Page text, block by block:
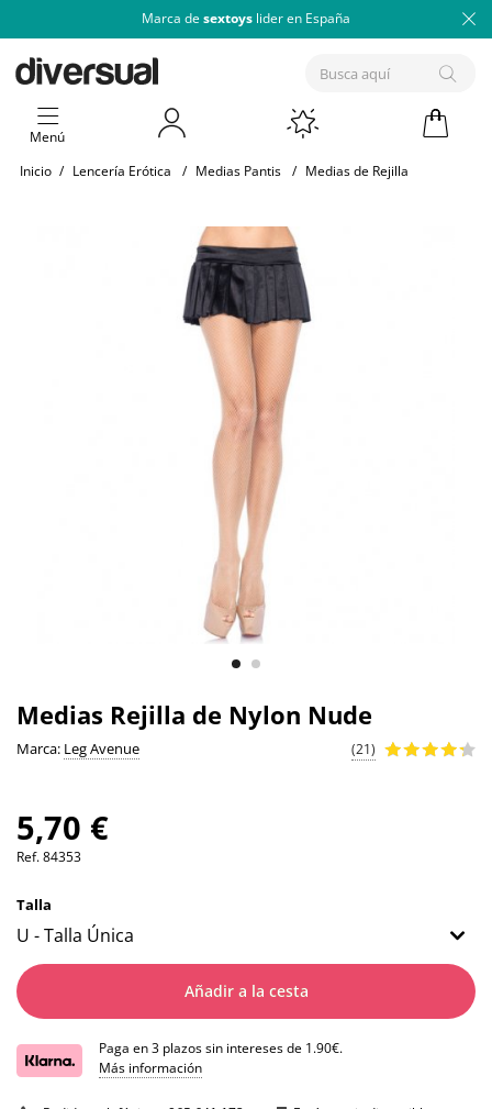
Marca de sextoys lider en España
Menú
Inicio / Lencería Erótica / Medias Pantis / Medias de Rejilla
Medias Rejilla de Nylon Nude
Marca: Leg Avenue (21)
5,70 €
Ref.84353
Talla
Añadir a la cesta
Paga en 3 plazos sin intereses de 1.90€.
Más información